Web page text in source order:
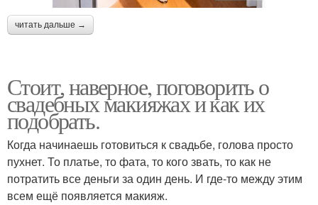
читать дальше →
Стоит, наверное, поговорить о
свадебных макияжах и как их
подобрать.
Когда начинаешь готовиться к свадьбе, голова просто
пухнет. То платье, то фата, то кого звать, то как не
потратить все деньги за один день. И где-то между этим
всем ещё появляется макияж.